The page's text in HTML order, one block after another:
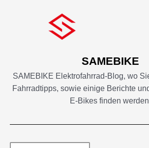
SAMEBIKE
SAMEBIKE Elektrofahrrad-Blog, wo
Fahrradtipps, sowie einige Berichte
E-Bikes finden